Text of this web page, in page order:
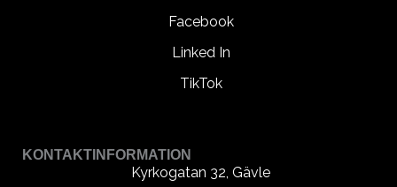
Facebook
Linked In
TikTok
KONTAKTINFORMATION
Kyrkogatan 32, Gävle